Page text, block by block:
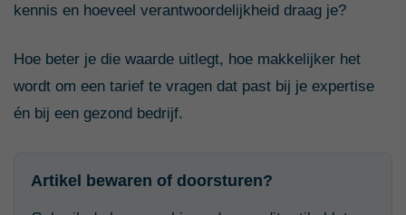
kennis en hoeveel verantwoordelijkheid draag je?
Hoe beter je die waarde uitlegt, hoe makkelijker het
wordt om een tarief te vragen dat past bij je expertise
én bij een gezond bedrijf.
Artikel bewaren of doorsturen?